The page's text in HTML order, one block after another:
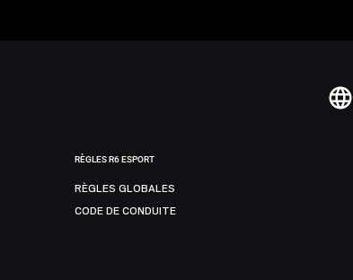
RÈGLES R6 ESPORT
RÈGLES GLOBALES
CODE DE CONDUITE